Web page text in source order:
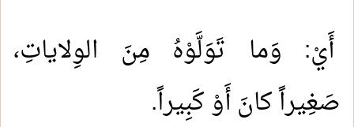
أَيْ: وَما تَوَلَّوْهُ مِنَ الوِلاياتِ،
صَغِيراً كانَ أَوْ كَبِيراً.